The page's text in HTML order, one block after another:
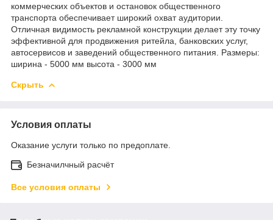
коммерческих объектов и остановок общественного
транспорта обеспечивает широкий охват аудитории.
Отличная видимость рекламной конструкции делает эту точку
эффективной для продвижения ритейла, банковских услуг,
автосервисов и заведений общественного питания. Размеры:
ширина - 5000 мм высота - 3000 мм
Скрыть
Условия оплаты
Оказание услуги только по предоплате.
Безначилчный расчёт
Все условия оплаты